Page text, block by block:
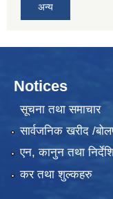
अन्य
Notices
सूचना तथा समाचार
सार्वजनिक खरीद /
एन, कानुन तथा
कर तथा शुल्कहरु